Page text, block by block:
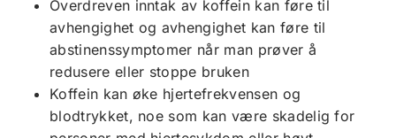
Overdreven inntak av koffein kan føre til
avhengighet og avhengighet kan føre til
abstinenssymptomer når man prøver å
redusere eller stoppe bruken
Koffein kan øke hjertefrekvensen og
blodtrykket, noe som kan være skadelig for